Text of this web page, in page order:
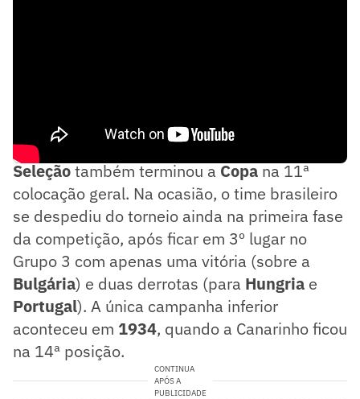
O resultado é o pior desde1966
Seleçãotambém terminou aCopana 11ª
colocação geral. Na ocasião, o time brasileiro
se despediu do torneio ainda na primeira fase
da competição, após ficar em 3º lugar no
Grupo 3 com apenas uma vitória (sobre a
Bulgária) e duas derrotas (para Hungria e
Portugal). A única campanha inferior
aconteceu em 1934, quando a Canarinho ficou
na 14ª posição.
CONTINUA
APÓS A
PUBLICIDADE